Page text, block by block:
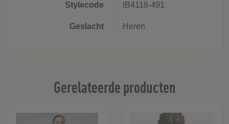
Stylecode IB4118-491
Geslacht Heren
Gerelateerde producten